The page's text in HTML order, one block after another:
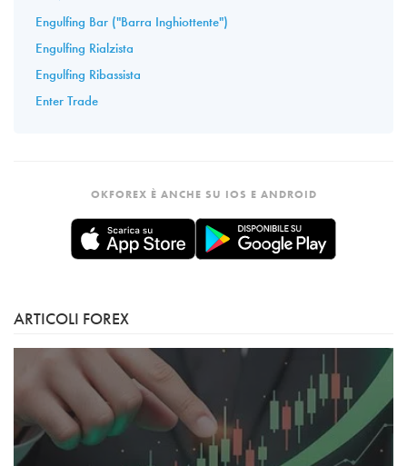
Engulfing Bar ("Barra Inghiottente")
Engulfing Rialzista
Engulfing Ribassista
Enter Trade
OKFOREX È ANCHE SU IOS E ANDROID
ARTICOLI FOREX